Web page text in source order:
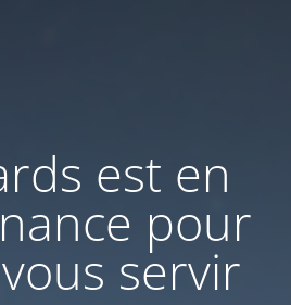
est en
pour
servir